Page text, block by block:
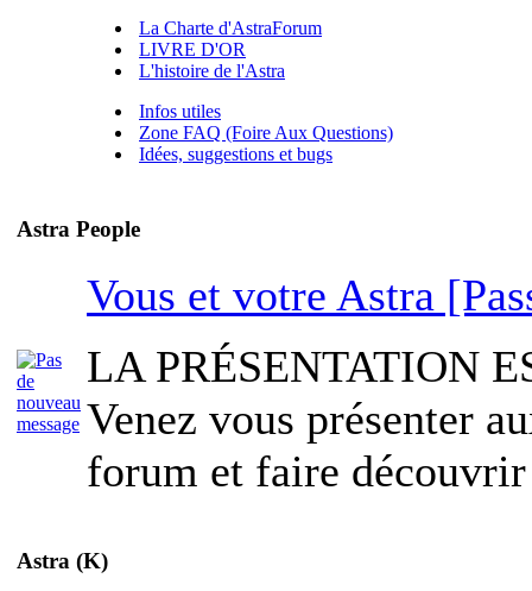
La Charte d'AstraForum
LIVRE D'OR
L'histoire de l'Astra
Infos utiles
Zone FAQ (Foire Aux Questions)
Idées, suggestions et bugs
Astra People
Vous et votre Astra
LA PRÉSENTATION
Venez vous présenter
forum et faire
Astra (K)